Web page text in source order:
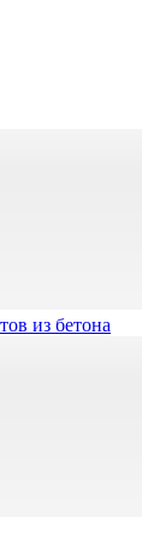
из бетона